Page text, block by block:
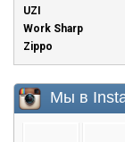
UZI
Work Sharp
Zippo